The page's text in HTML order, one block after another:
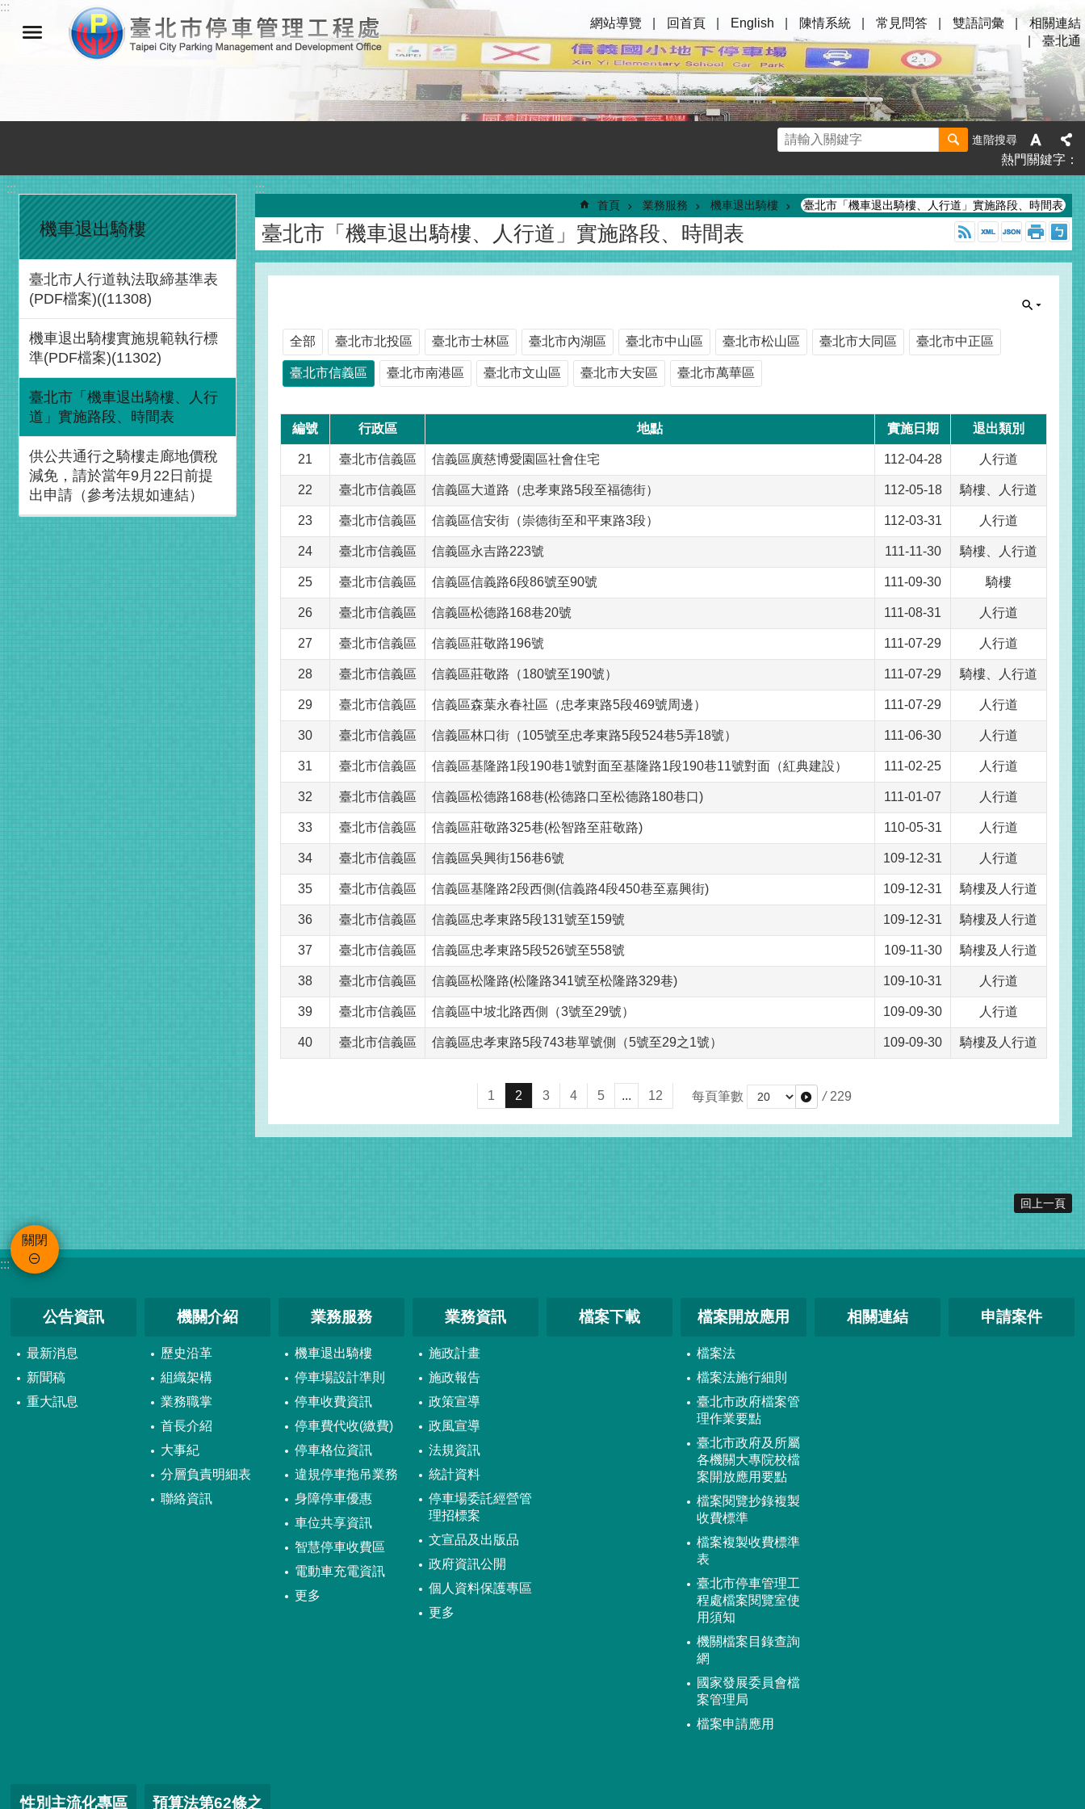
跳到主要內容區塊
:::
網站導覽
回首頁 English 陳情系統 常見問答 雙語詞彙
相關連結
臺北通
進階搜尋
熱門關鍵字
:::
機車退出騎樓
臺北市人行道執法取締基準表
(PDF檔案)((11308)
機車退出騎樓實施規範執行標
準(PDF檔案)(11302)
臺北市「機車退出騎樓、人行
道」實施路段、時間表
供公共通行之騎樓走廊地價稅
減免，請於當年9月22日前提
出申請（參考法規如連結）
:::
首頁 業務服務 機車退出騎樓 臺北市「機車退出騎樓、人行道」實施路段、時間表
臺北市「機車退出騎樓、人行道」實施路段、時間表
全部 臺北市北投區 臺北市士林區 臺北市內湖區 臺北市中山區 臺北市松山區 臺北市大同區 臺北市中正區
臺北市信義區 臺北市南港區 臺北市文山區 臺北市大安區 臺北市萬華區
編號 行政區 地點 實施日期 退出類別
21 臺北市信義區 信義區廣慈博愛園區社會住宅 112-04-28 人行道
22 臺北市信義區 信義區大道路（忠孝東路5段至福德街） 112-05-18 騎樓、人行道
23 臺北市信義區 信義區信安街（崇德街至和平東路3段） 112-03-31 人行道
24 臺北市信義區 信義區永吉路223號 111-11-30 騎樓、人行道
25 臺北市信義區 信義區信義路6段86號至90號 111-09-30 騎樓
26 臺北市信義區 信義區松德路168巷20號 111-08-31 人行道
27 臺北市信義區 信義區莊敬路196號 111-07-29 人行道
28 臺北市信義區 信義區莊敬路（180號至190號） 111-07-29 騎樓、人行道
29 臺北市信義區 信義區森葉永春社區（忠孝東路5段469號周邊） 111-07-29 人行道
30 臺北市信義區 信義區林口街（105號至忠孝東路5段524巷5弄18號） 111-06-30 人行道
31 臺北市信義區 信義區基隆路1段190巷1號對面至基隆路1段190巷11號對面（紅典建設） 111-02-25 人行道
32 臺北市信義區 信義區松德路168巷(松德路口至松德路180巷口) 111-01-07 人行道
33 臺北市信義區 信義區莊敬路325巷(松智路至莊敬路) 110-05-31 人行道
34 臺北市信義區 信義區吳興街156巷6號 109-12-31 人行道
35 臺北市信義區 信義區基隆路2段西側(信義路4段450巷至嘉興街) 109-12-31 騎樓及人行道
36 臺北市信義區 信義區忠孝東路5段131號至159號 109-12-31 騎樓及人行道
37 臺北市信義區 信義區忠孝東路5段526號至558號 109-11-30 騎樓及人行道
38 臺北市信義區 信義區松隆路(松隆路341號至松隆路329巷) 109-10-31 人行道
39 臺北市信義區 信義區中坡北路西側（3號至29號） 109-09-30 人行道
40 臺北市信義區 信義區忠孝東路5段743巷單號側（5號至29之1號） 109-09-30 騎樓及人行道
1 2 3 4 5 ... 12 每頁筆數 / 229
回上一頁
關閉
:::
公告資訊
最新消息
新聞稿
重大訊息
機關介紹
歷史沿革
組織架構
業務職掌
首長介紹
大事紀
分層負責明細表
聯絡資訊
業務服務
機車退出騎樓
停車場設計準則
停車收費資訊
停車費代收(繳費)
停車格位資訊
違規停車拖吊業務
身障停車優惠
車位共享資訊
智慧停車收費區
電動車充電資訊
更多
業務資訊
施政計畫
施政報告
政策宣導
政風宣導
法規資訊
統計資料
停車場委託經營管
理招標案
文宣品及出版品
政府資訊公開
個人資料保護專區
更多
檔案下載 檔案開放應用
檔案法
檔案法施行細則
臺北市政府檔案管
理作業要點
臺北市政府及所屬
各機關大專院校檔
案開放應用要點
檔案閱覽抄錄複製
收費標準
檔案複製收費標準
表
臺北市停車管理工
程處檔案閱覽室使
用須知
機關檔案目錄查詢
網
國家發展委員會檔
案管理局
檔案申請應用
相關連結 申請案件
性別主流化專區 預算法第62條之